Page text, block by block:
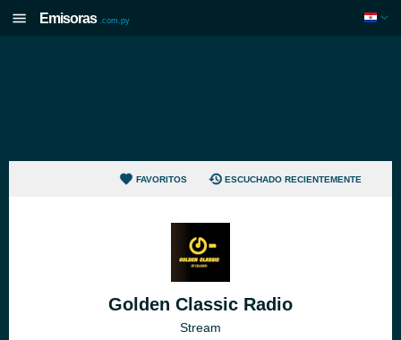
Emisoras .com.py
FAVORITOS ESCUCHADO RECIENTEMENTE
Golden Classic Radio
Stream